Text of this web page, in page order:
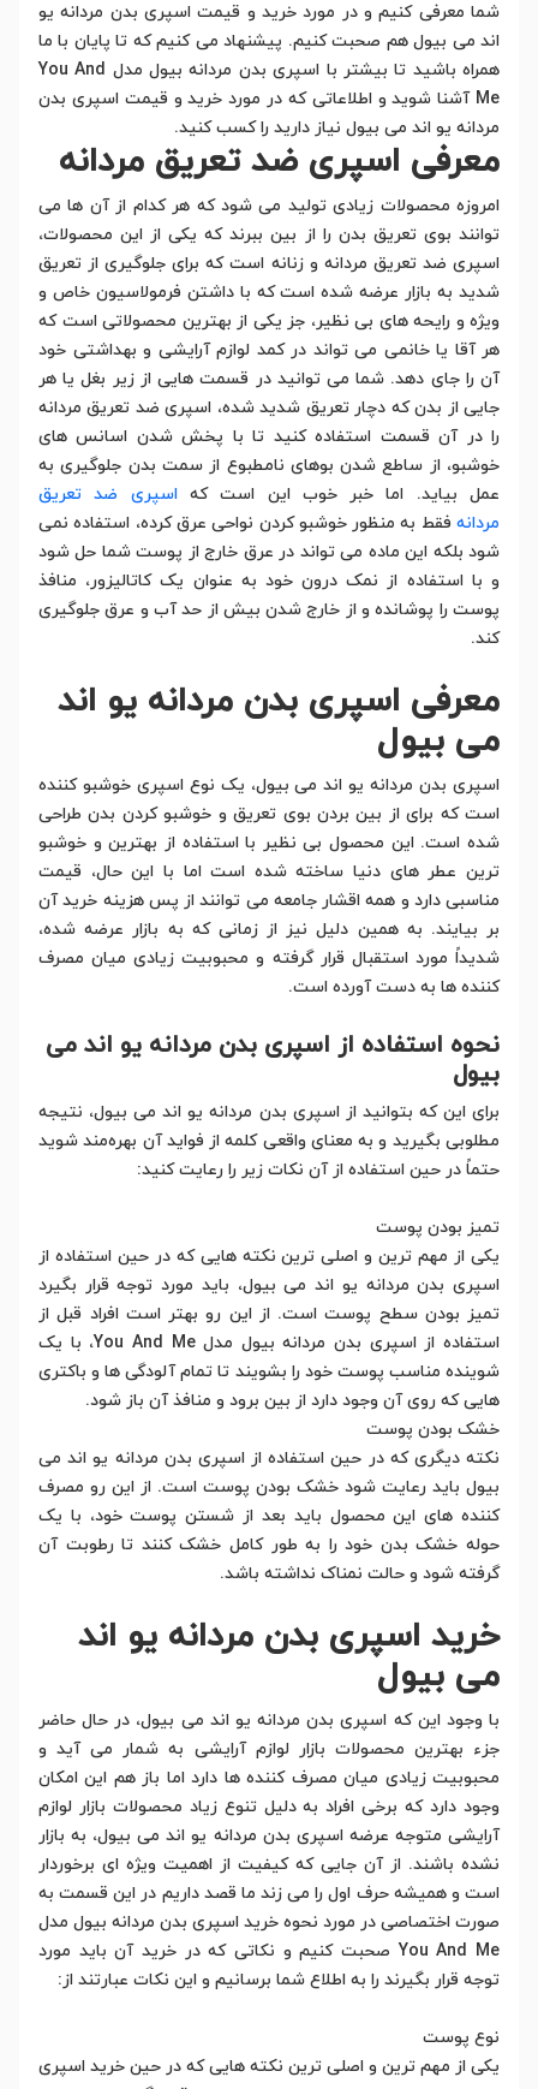
شما معرفی کنیم و در مورد خرید و قیمت اسپری بدن مردانه یو
اند می بیول هم صحبت کنیم. پیشنهاد می کنیم که تا پایان با ما
همراه باشید تا بیشتر با اسپری بدن مردانه بیول مدل You And
Me آشنا شوید و اطلاعاتی که در مورد خرید و قیمت اسپری بدن
مردانه یو اند می بیول نیاز دارید را کسب کنید.
معرفی اسپری ضد تعریق مردانه
امروزه محصولات زیادی تولید می شود که هر کدام از آن ها می
توانند بوی تعریق بدن را از بین ببرند که یکی از این محصولات،
اسپری ضد تعریق مردانه و زنانه است که برای جلوگیری از تعریق
شدید به بازار عرضه شده است که با داشتن فرمولاسیون خاص و
ویژه و رایحه های بی نظیر، جز یکی از بهترین محصولاتی است که
هر آقا یا خانمی می تواند در کمد لوازم آرایشی و بهداشتی خود
آن را جای دهد. شما می توانید در قسمت هایی از زیر بغل یا هر
جایی از بدن که دچار تعریق شدید شده، اسپری ضد تعریق مردانه
را در آن قسمت استفاده کنید تا با پخش شدن اسانس های
خوشبو، از ساطع شدن بوهای نامطبوع از سمت بدن جلوگیری به
عمل بیاید. اما خبر خوب این است که اسپری ضد تعریق
مردانه فقط به منظور خوشبو کردن نواحی عرق کرده، استفاده نمی
شود بلکه این ماده می تواند در عرق خارج از پوست شما حل شود
و با استفاده از نمک درون خود به عنوان یک کاتالیزور، منافذ
پوست را پوشانده و از خارج شدن بیش از حد آب و عرق جلوگیری
کند.
معرفی اسپری بدن مردانه یو اند
می بیول
اسپری بدن مردانه یو اند می بیول، یک نوع اسپری خوشبو کننده
است که برای از بین بردن بوی تعریق و خوشبو کردن بدن طراحی
شده است. این محصول بی نظیر با استفاده از بهترین و خوشبو
ترین عطر های دنیا ساخته شده است اما با این حال، قیمت
مناسبی دارد و همه اقشار جامعه می توانند از پس هزینه خرید آن
بر بیایند. به همین دلیل نیز از زمانی که به بازار عرضه شده،
شدیداً مورد استقبال قرار گرفته و محبوبیت زیادی میان مصرف
کننده ها به دست آورده است.
نحوه استفاده از اسپری بدن مردانه یو اند می
بیول
برای این که بتوانید از اسپری بدن مردانه یو اند می بیول، نتیجه
مطلوبی بگیرید و به معنای واقعی کلمه از فواید آن بهره‌مند شوید
حتماً در حین استفاده از آن نکات زیر را رعایت کنید:
تمیز بودن پوست
یکی از مهم ترین و اصلی ترین نکته هایی که در حین استفاده از
اسپری بدن مردانه یو اند می بیول، باید مورد توجه قرار بگیرد
تمیز بودن سطح پوست است. از این رو بهتر است افراد قبل از
استفاده از اسپری بدن مردانه بیول مدل You And Me، با یک
شوینده مناسب پوست خود را بشویند تا تمام آلودگی ها و باکتری
هایی که روی آن وجود دارد از بین برود و منافذ آن باز شود.
خشک بودن پوست
نکته دیگری که در حین استفاده از اسپری بدن مردانه یو اند می
بیول باید رعایت شود خشک بودن پوست است. از این رو مصرف
کننده های این محصول باید بعد از شستن پوست خود، با یک
حوله خشک بدن خود را به طور کامل خشک کنند تا رطوبت آن
گرفته شود و حالت نمناک نداشته باشد.
خرید اسپری بدن مردانه یو اند
می بیول
با وجود این که اسپری بدن مردانه یو اند می بیول، در حال حاضر
جزء بهترین محصولات بازار لوازم آرایشی به شمار می آید و
محبوبیت زیادی میان مصرف کننده ها دارد اما باز هم این امکان
وجود دارد که برخی افراد به دلیل تنوع زیاد محصولات بازار لوازم
آرایشی متوجه عرضه اسپری بدن مردانه یو اند می بیول، به بازار
نشده باشند. از آن جایی که کیفیت از اهمیت ویژه ای برخوردار
است و همیشه حرف اول را می زند ما قصد داریم در این قسمت به
صورت اختصاصی در مورد نحوه خرید اسپری بدن مردانه بیول مدل
You And Me صحبت کنیم و نکاتی که در خرید آن باید مورد
توجه قرار بگیرند را به اطلاع شما برسانیم و این نکات عبارتند از:
نوع پوست
یکی از مهم ترین و اصلی ترین نکته هایی که در حین خرید اسپری